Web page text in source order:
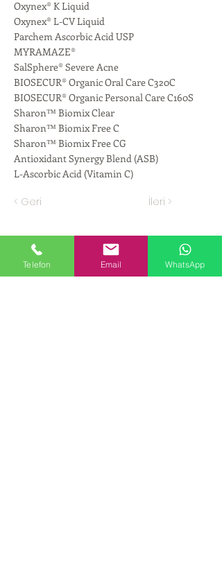
Oxynex® K Liquid
Oxynex® L-CV Liquid
Parchem Ascorbic Acid USP
MYRAMAZE®
SalSphere® Severe Acne
BIOSECUR® Organic Oral Care C320C
BIOSECUR® Organic Personal Care C160S
Sharon™ Biomix Clear
Sharon™ Biomix Free C
Sharon™ Biomix Free CG
Antioxidant Synergy Blend (ASB)
L-Ascorbic Acid (Vitamin C)
< Geri İleri >
KURUMSAL
Telefon Email WhatsApp